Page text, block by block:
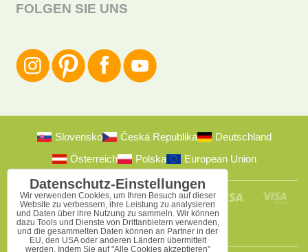
FOLGEN SIE UNS
Slovensko Česká Republika
Deutschland
Österreich
Polska European Union
Datenschutz-Einstellungen
Wir verwenden Cookies, um Ihren Besuch auf dieser
Website zu verbessern, ihre Leistung zu analysieren
und Daten über ihre Nutzung zu sammeln. Wir können
dazu Tools und Dienste von Drittanbietern verwenden,
und die gesammelten Daten können an Partner in der
EU, den USA oder anderen Ländern übermittelt
werden. Indem Sie auf "Alle Cookies akzeptieren"